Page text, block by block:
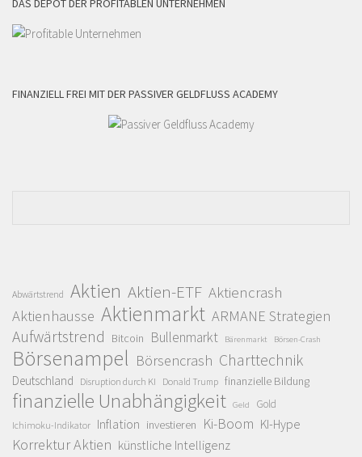
DAS DEPOT DER PROFITABLEN UNTERNEHMEN
FINANZIELL FREI MIT DER PASSIVER GELDFLUSS ACADEMY
Abwärtstrend Aktien Aktien-ETF Aktiencrash
Aktienhausse Aktienmarkt ARMANE Strategien
Aufwärtstrend Bitcoin Bullenmarkt Bärenmarkt Börsen-Crash
Börsenampel Börsencrash Charttechnik
Deutschland Disruption durch KI Donald Trump finanzielle Bildung
finanzielle Unabhängigkeit Geld Gold
Ichimoku-Indikator Inflation investieren Ki-Boom KI-Hype
Korrektur Aktien künstliche Intelligenz